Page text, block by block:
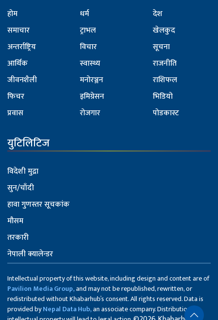
होम
समाचार
अन्तर्राष्ट्रिय
आर्थिक
जीवनशैली
फिचर
प्रवास
धर्म
ट्राभल
विचार
स्वास्थ्य
मनोरञ्जन
इमिग्रेसन
रोजगार
देश
खेलकुद
सूचना
राजनीति
राशिफल
भिडियो
पोडकास्ट
युटिलिटिज
विदेशी मुद्रा
सुन/चाँदी
हावा गुणस्तर सूचकांक
मौसम
तरकारी
नेपाली क्यालेन्डर
Intellectual property of this website, including design and content are of
Pavilion Media Group,and may not be republished, rewritten, or
redistributed without Khabarhub’s consent. All rights reserved. Data is
provided byNepal Data Hub,an associate company. Distribution of